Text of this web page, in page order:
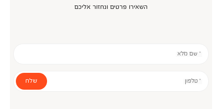
השאירו פרטים ונחזור אליכם
* שם מלא
* טלפון שלח